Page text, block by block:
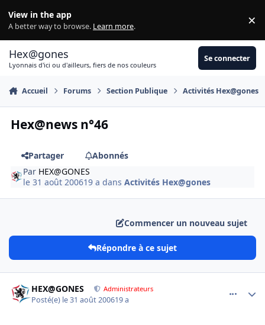
View in the app
A better way to browse. Learn more. ×
Hex@gones
Lyonnais d'ici ou d'ailleurs, fiers de nos couleurs
Se connecter
Accueil Forums Section Publique Activités Hex@gones
Hex@news n°46
Partager
Abonnés
Par HEX@GONES
le 31 août 200619 a dansActivités Hex@gones
Commencer un nouveau sujet
Répondre à ce sujet
HEX@GONES Administrateurs
Posté(e) le 31 août 200619 a